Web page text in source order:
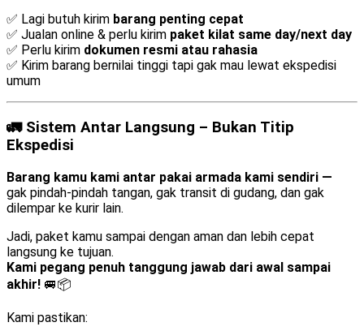
✅ Lagi butuh kirim barang penting cepat
✅ Jualan online & perlu kirim paket kilat same day/next day
✅ Perlu kirim dokumen resmi atau rahasia
✅ Kirim barang bernilai tinggi tapi gak mau lewat ekspedisi
umum
🚛 Sistem Antar Langsung – Bukan Titip
Ekspedisi
Barang kamu kami antar pakai armada kami sendiri —
gak pindah-pindah tangan, gak transit di gudang, dan gak
dilempar ke kurir lain.
Jadi, paket kamu sampai dengan aman dan lebih cepat
langsung ke tujuan.
Kami pegang penuh tanggung jawab dari awal sampai
akhir! 🚐📦
Kami pastikan: